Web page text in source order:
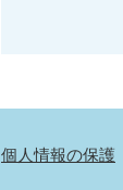
個人情報の保護